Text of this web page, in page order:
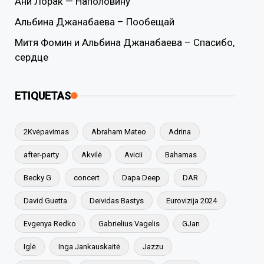
Альбина Джанабаева – Пообещай
Митя Фомин и Альбина Джанабаева – Спасибо,
сердце
ETIQUETAS
2Kvėpavimas Abraham Mateo Adrina
after-party Akvilė Avicii Bahamas
Becky G concert Dapa Deep DAR
David Guetta Deividas Bastys Eurovizija 2024
Evgenya Redko Gabrielius Vagelis GJan
Iglė Inga Jankauskaitė Jazzu